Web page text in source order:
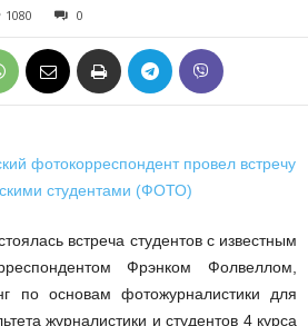
1080 0
встреча студентов с известным
Фрэнком Фолвеллом,
по основам фотожурналистики для
журналистики и студентов 4 курса